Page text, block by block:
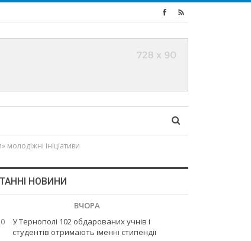
ініціативи
НОВИНИ
ВЧОРА
У Тернополі 102 обдарованих учнів і
студентів отримають іменні стипендії